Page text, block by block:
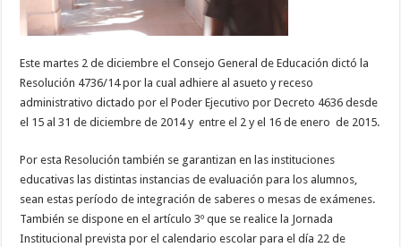
Este martes 2 de diciembre el Consejo General de Educación dictó la
Resolución 4736/14 por la cual adhiere al asueto y receso
administrativo dictado por el Poder Ejecutivo por Decreto 4636 desde
el 15 al 31 de diciembre de 2014 y entre el 2 y el 16 de enero de 2015.
Por esta Resolución también se garantizan en las instituciones
educativas las distintas instancias de evaluación para los alumnos,
sean estas período de integración de saberes o mesas de exámenes.
También se dispone en el artículo 3º que se realice la Jornada
Institucional prevista por el calendario escolar para el día 22 de